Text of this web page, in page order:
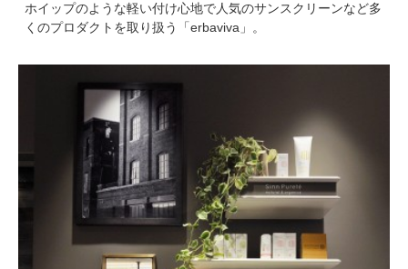
ホイップのような軽い付け心地で人気のサンスクリーンなど多
くのプロダクトを取り扱う「erbaviva」。